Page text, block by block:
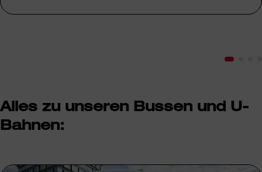
Alles zu unseren Bussen und U-
Bahnen: